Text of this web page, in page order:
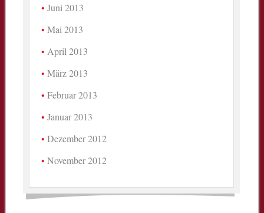
Juni 2013
Mai 2013
April 2013
März 2013
Februar 2013
Januar 2013
Dezember 2012
November 2012